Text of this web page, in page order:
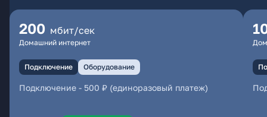
200 мбит/сек
Домашний интернет
Подключение Оборудование
Подключение - 500 ₽ (единоразовый платеж)